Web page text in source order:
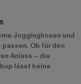
Jogginghosen und
Ob für den
Anlass – die
lässt keine